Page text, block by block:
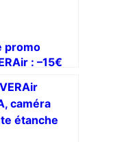
promo
: –15€
drones X1,
et PRO